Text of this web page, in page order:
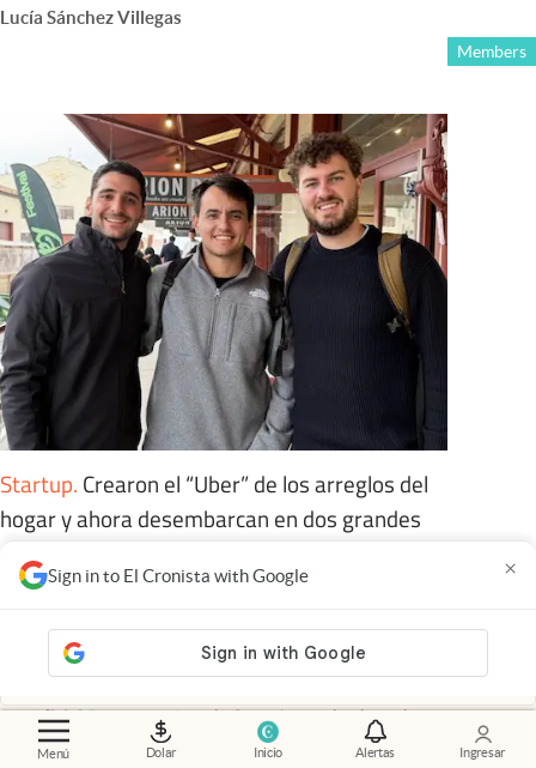
Menú Dolar Inicio Alertas Ingresar
Sign in to El Cronista with Google ×
Lucía Sánchez Villegas
Members
Startup. Crearon el “Uber” de los arreglos del
hogar y ahora desembarcan en dos grandes
ciudades argentinas
Las más leídas
OficialPor nueva Ley de Sucesiones, los herederos no
obtendrán los bienes aunque lo determine el testamento